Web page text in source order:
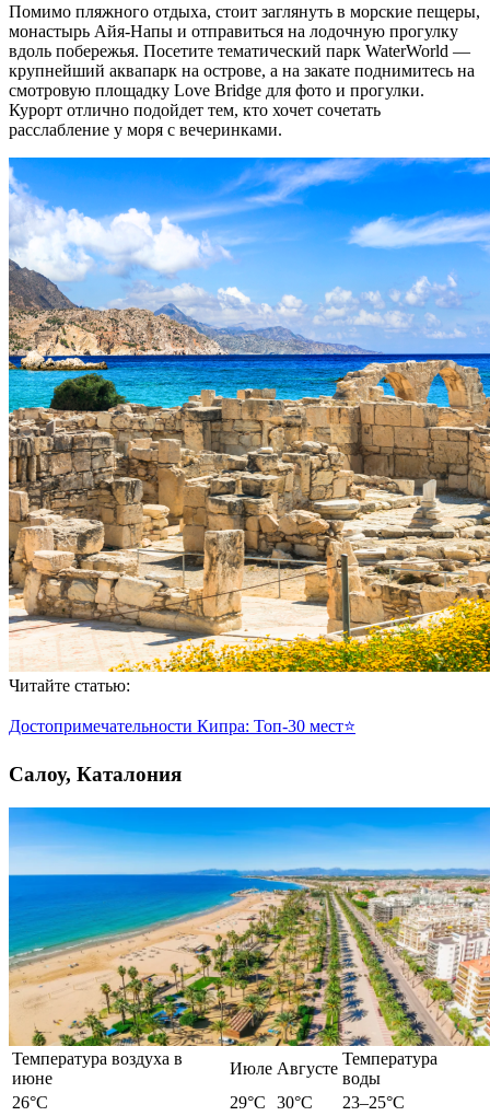
Помимо пляжного отдыха, стоит заглянуть в морские пещеры,
монастырь Айя-Напы и отправиться на лодочную прогулку
вдоль побережья. Посетите тематический парк WaterWorld —
крупнейший аквапарк на острове, а на закате поднимитесь на
смотровую площадку Love Bridge для фото и прогулки.
Курорт отлично подойдет тем, кто хочет сочетать
расслабление у моря с вечеринками.
Читайте статью:
Достопримечательности Кипра: Топ-30 мест⭐
Салоу, Каталония
Температура воздуха в
июне
Июле Августе
Температура
воды
26°C
29°C 30°C 23–25°C